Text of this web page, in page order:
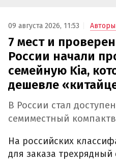
09 августа 2026, 11:53
7 мест и
России начали
семейную Kia,
дешевле
В России стал
семиместный
На российских
для заказа